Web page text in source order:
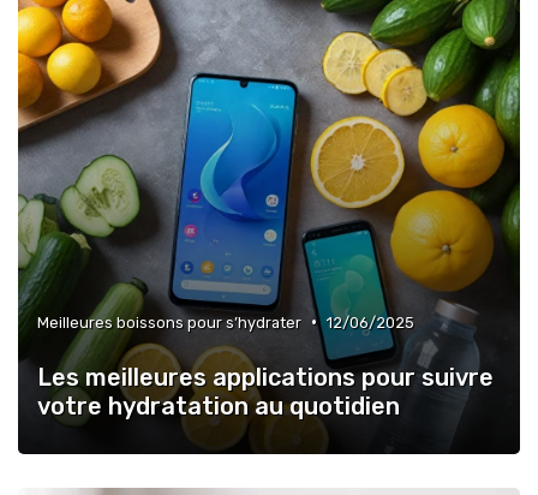
Meilleures boissons pour s’hydrater • 12/06/2025
Les meilleures applications pour suivre
votre hydratation au quotidien